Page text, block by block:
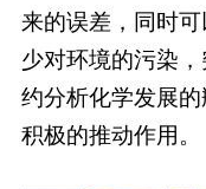
来的误差，同时
少对环境的污染
约分析化学发展
积极的推动作用。